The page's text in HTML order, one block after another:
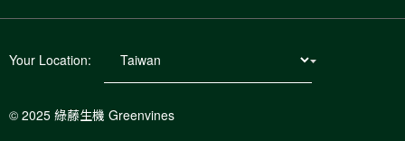
© 2025 綠藤生機 Greenvines
Your Location: